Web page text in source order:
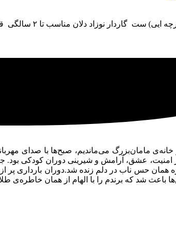
مامان‌بزرگ می‌ماندیم، صبح‌ها با صدای
امنیت، عشق، آرامش و شیرینی دوران کودکی
همان حس ناب در دلم زنده شد.دوران بارداری
شد که برندم را با الهام از همان خاطره‌ی